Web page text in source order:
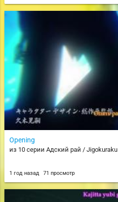
Opening
из 10 серии Адский рай / Jigokuraku
1 год назад 71 просмотр